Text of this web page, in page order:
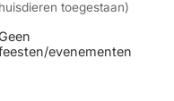
huisdieren toegestaan)
Geen
evenementen